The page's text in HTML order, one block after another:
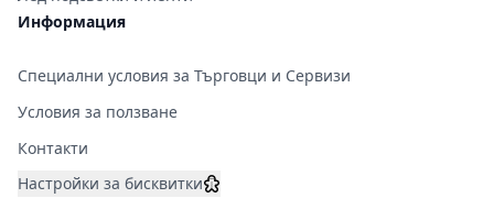
Информация
Специални условия за Търговци и Сервизи
Условия за ползване
Контакти
Настройки за бисквитки